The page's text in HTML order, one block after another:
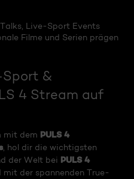
Live-Sport Events
Filme und Serien prägen
&
4 Stream auf
mit dem PULS 4
, hol dir die wichtigsten
der Welt bei PULS 4
mit der spannenden True-